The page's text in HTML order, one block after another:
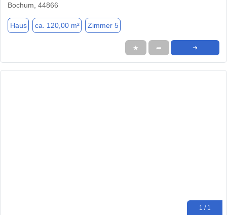
Bochum, 44866
Haus ca. 120,00 m² Zimmer 5
★ ➦ ➜
1 / 1